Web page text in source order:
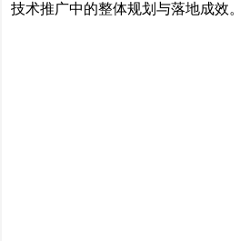
技术推广中的整体规划与落地成效。